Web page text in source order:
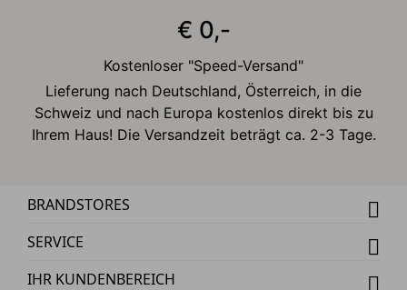
€ 0,-
Kostenloser "Speed-Versand"
Lieferung nach Deutschland, Österreich, in die
Schweiz und nach Europa kostenlos direkt bis zu
Ihrem Haus! Die Versandzeit beträgt ca. 2-3 Tage.
BRANDSTORES
SERVICE
IHR KUNDENBEREICH